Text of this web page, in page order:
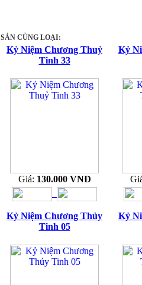
SẢN CÙNG LOẠI:
Kỷ Niệm Chương Thuỷ
Tinh 33
Giá: 130.000 VNĐ
Kỷ
Kỷ Niệm Chương Thủy
Tinh 05
Kỷ